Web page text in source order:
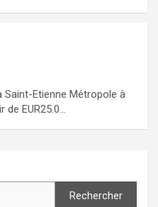
Saint-Etienne Métropole à
de EUR25.0…
Rechercher